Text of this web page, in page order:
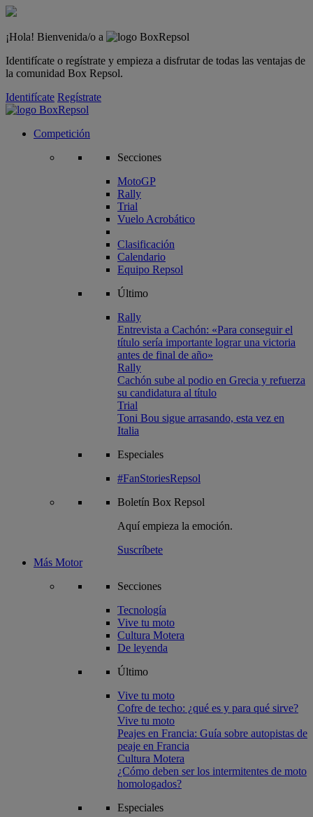
¡Hola! Bienvenida/o a
Identifícate o regístrate y empieza a disfrutar de todas las ventajas de
la comunidad Box Repsol.
Identifícate Regístrate
Competición
Secciones
MotoGP
Rally
Trial
Vuelo Acrobático
Clasificación
Calendario
Equipo Repsol
Último
Rally
Entrevista a Cachón: «Para conseguir el
título sería importante lograr una victoria
antes de final de año»
Rally
Cachón sube al podio en Grecia y refuerza
su candidatura al título
Trial
Toni Bou sigue arrasando, esta vez en
Italia
Especiales
#FanStoriesRepsol
Boletín Box Repsol
Aquí empieza la emoción.
Suscríbete
Más Motor
Secciones
Tecnología
Vive tu moto
Cultura Motera
De leyenda
Último
Vive tu moto
Cofre de techo: ¿qué es y para qué sirve?
Vive tu moto
Peajes en Francia: Guía sobre autopistas de
peaje en Francia
Cultura Motera
¿Cómo deben ser los intermitentes de moto
homologados?
Especiales